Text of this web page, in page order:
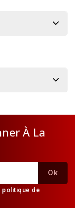
À La
de